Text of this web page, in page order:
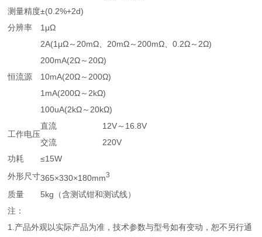
测量精度±(0.2%+2d)
分辨率
1μΩ
恒流源
2A(1μΩ～20mΩ、20mΩ～200mΩ、0.2Ω～2Ω)
200mA(2Ω～20Ω)
10mA(20Ω～200Ω)
1mA(200Ω～2kΩ)
100uA(2kΩ～20kΩ)
工作电压
直流
12V～16.8V
交流
220V
功耗
≤15W
外形尺寸365×330×180mm3
质量
5kg（含测试钳和测试线）
注：
1.产品外观以实际产品为准，技术参数与型号如有变动，恕不另行通